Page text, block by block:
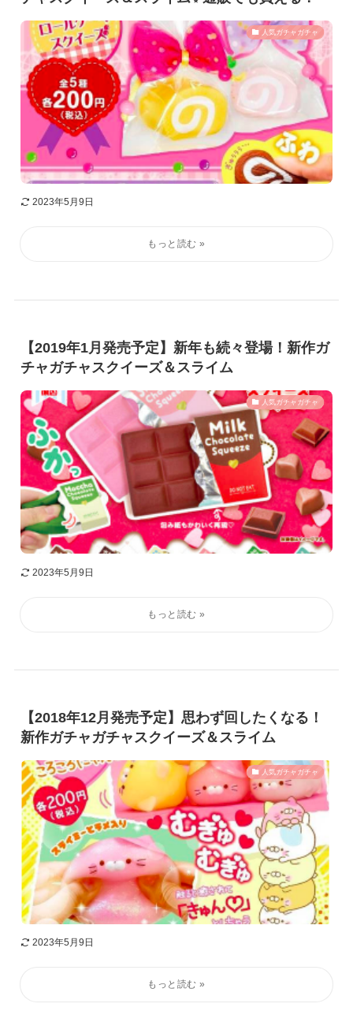
人気ガチャガチャ
2023年5月9日
【2019年1月発売予定】新年も続々登場！新作ガ
チャガチャスクイーズ＆スライム
人気ガチャガチャ
2023年5月9日
【2018年12月発売予定】思わず回したくなる！
新作ガチャガチャスクイーズ＆スライム
人気ガチャガチャ
2023年5月9日